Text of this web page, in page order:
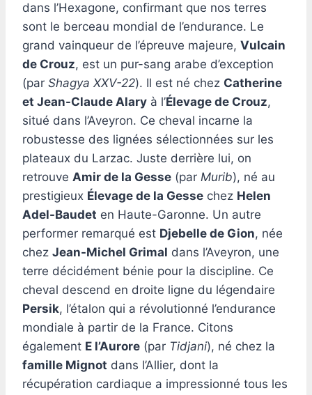
dans l’Hexagone, confirmant que nos terres
sont le berceau mondial de l’endurance. Le
grand vainqueur de l’épreuve majeure, Vulcain
de Crouz, est un pur-sang arabe d’exception
(par Shagya XXV-22). Il est né chez Catherine
et Jean-Claude Alary à l’Élevage de Crouz,
situé dans l’Aveyron. Ce cheval incarne la
robustesse des lignées sélectionnées sur les
plateaux du Larzac. Juste derrière lui, on
retrouve Amir de la Gesse (par Murib), né au
prestigieux Élevage de la Gesse chez Helen
Adel-Baudet en Haute-Garonne. Un autre
performer remarqué est Djebelle de Gion, née
chez Jean-Michel Grimal dans l’Aveyron, une
terre décidément bénie pour la discipline. Ce
cheval descend en droite ligne du légendaire
Persik, l’étalon qui a révolutionné l’endurance
mondiale à partir de la France. Citons
également E l’Aurore (par Tidjani), né chez la
famille Mignot dans l’Allier, dont la
récupération cardiaque a impressionné tous les